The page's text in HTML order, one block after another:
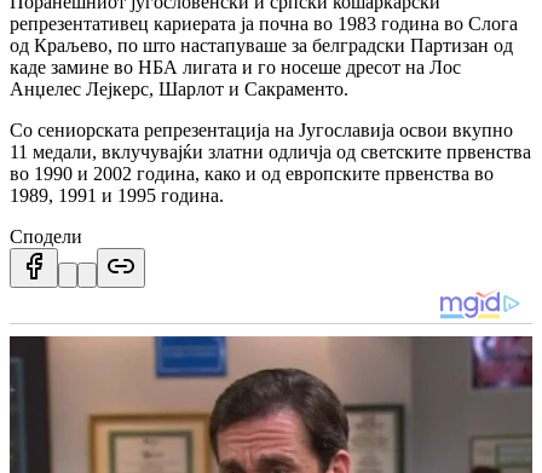
репрезентативец кариерата ја почна во 1983 година во Слога
од Краљево, по што настапуваше за белградски Партизан од
каде замине во НБА лигата и го носеше дресот на Лос
Анџелес Лејкерс, Шарлот и Сакраменто.
Со сениорската репрезентација на Југославија освои вкупно
11 медали, вклучувајќи златни одличја од светските првенства
во 1990 и 2002 година, како и од европските првенства во
1989, 1991 и 1995 година.
Сподели